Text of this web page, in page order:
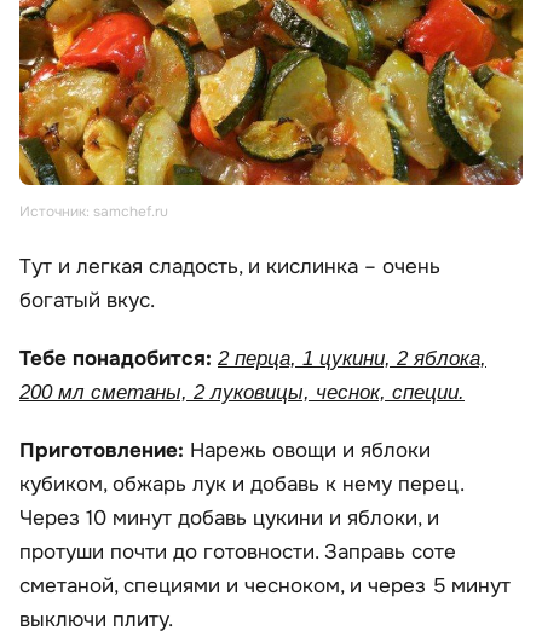
Источник: samchef.ru
Тут и легкая сладость, и кислинка – очень
богатый вкус.
Тебе понадобится: 2 перца, 1 цукини, 2 яблока,
200 мл сметаны, 2 луковицы, чеснок, специи.
Приготовление: Нарежь овощи и яблоки
кубиком, обжарь лук и добавь к нему перец.
Через 10 минут добавь цукини и яблоки, и
протуши почти до готовности. Заправь соте
сметаной, специями и чесноком, и через 5 минут
выключи плиту.